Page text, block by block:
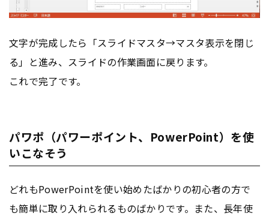
文字が完成したら「スライドマスタ→マスタ表示を閉じ
る」と進み、スライドの作業画面に戻ります。
これで完了です。
パワポ（パワーポイント、PowerPoint）を使
いこなそう
どれもPowerPointを使い始めたばかりの初心者の方で
も簡単に取り入れられるものばかりです。また、長年使